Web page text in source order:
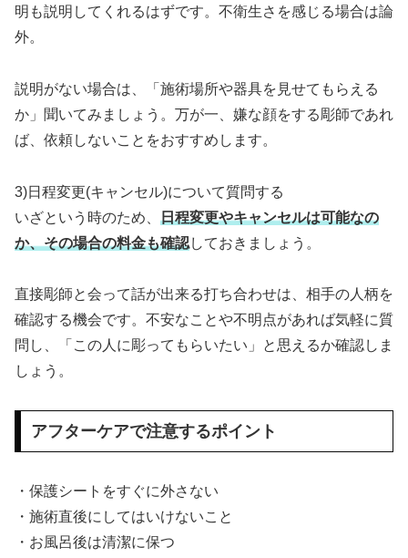
明も説明してくれるはずです。不衛生さを感じる場合は論
外。
説明がない場合は、「施術場所や器具を見せてもらえる
か」聞いてみましょう。万が一、嫌な顔をする彫師であれ
ば、依頼しないことをおすすめします。
3)日程変更(キャンセル)について質問する
いざという時のため、 日程変更やキャンセルは可能なの
か、その場合の料金も確認しておきましょう。
直接彫師と会って話が出来る打ち合わせは、相手の人柄を
確認する機会です。不安なことや不明点があれば気軽に質
問し、「この人に彫ってもらいたい」と思えるか確認しま
しょう。
アフターケアで注意するポイント
・保護シートをすぐに外さない
・施術直後にしてはいけないこと
・お風呂後は清潔に保つ